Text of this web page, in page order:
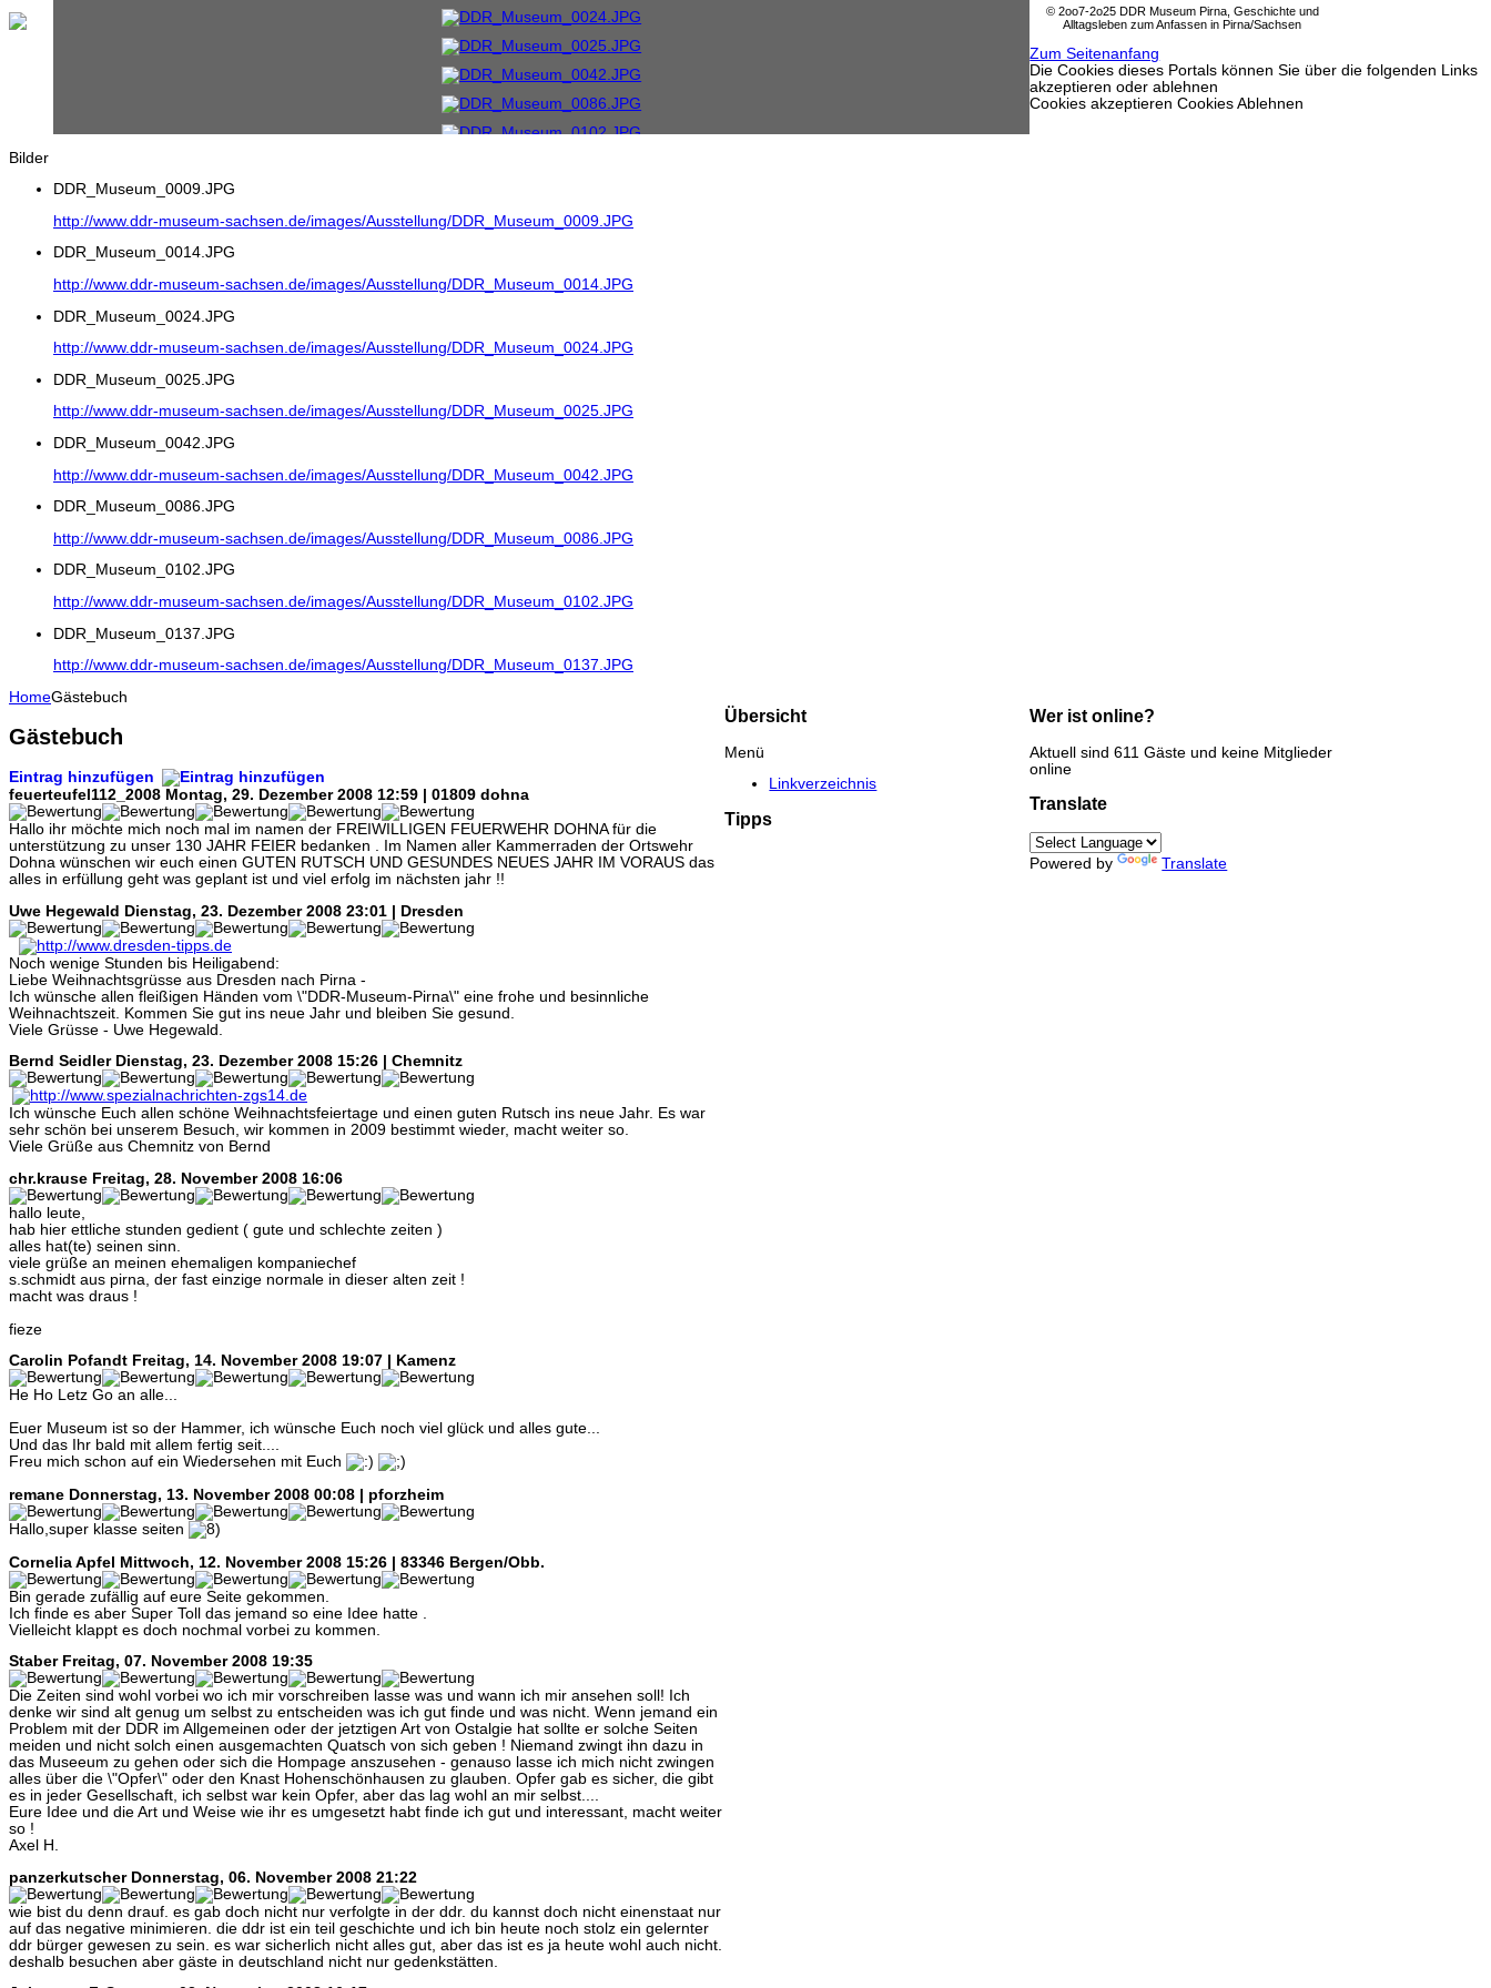
Bilder
DDR_Museum_0009.JPG
http://www.ddr-museum-sachsen.de/images/Ausstellung/DDR_Museum_0009.JPG
DDR_Museum_0014.JPG
http://www.ddr-museum-sachsen.de/images/Ausstellung/DDR_Museum_0014.JPG
DDR_Museum_0024.JPG
http://www.ddr-museum-sachsen.de/images/Ausstellung/DDR_Museum_0024.JPG
DDR_Museum_0025.JPG
http://www.ddr-museum-sachsen.de/images/Ausstellung/DDR_Museum_0025.JPG
DDR_Museum_0042.JPG
http://www.ddr-museum-sachsen.de/images/Ausstellung/DDR_Museum_0042.JPG
DDR_Museum_0086.JPG
http://www.ddr-museum-sachsen.de/images/Ausstellung/DDR_Museum_0086.JPG
DDR_Museum_0102.JPG
http://www.ddr-museum-sachsen.de/images/Ausstellung/DDR_Museum_0102.JPG
DDR_Museum_0137.JPG
http://www.ddr-museum-sachsen.de/images/Ausstellung/DDR_Museum_0137.JPG
HomeGästebuch
Gästebuch
Eintrag hinzufügen
feuerteufel112_2008 Montag, 29. Dezember 2008 12:59 | 01809 dohna
Hallo ihr möchte mich noch mal im namen der FREIWILLIGEN FEUERWEHR DOHNA für die
unterstützung zu unser 130 JAHR FEIER bedanken . Im Namen aller Kammerraden der Ortswehr
Dohna wünschen wir euch einen GUTEN RUTSCH UND GESUNDES NEUES JAHR IM VORAUS das
alles in erfüllung geht was geplant ist und viel erfolg im nächsten jahr !!
Uwe Hegewald Dienstag, 23. Dezember 2008 23:01 | Dresden
Noch wenige Stunden bis Heiligabend:
Liebe Weihnachtsgrüsse aus Dresden nach Pirna -
Ich wünsche allen fleißigen Händen vom \"DDR-Museum-Pirna\" eine frohe und besinnliche
Weihnachtszeit. Kommen Sie gut ins neue Jahr und bleiben Sie gesund.
Viele Grüsse - Uwe Hegewald.
Bernd Seidler Dienstag, 23. Dezember 2008 15:26 | Chemnitz
Ich wünsche Euch allen schöne Weihnachtsfeiertage und einen guten Rutsch ins neue Jahr. Es war
sehr schön bei unserem Besuch, wir kommen in 2009 bestimmt wieder, macht weiter so.
Viele Grüße aus Chemnitz von Bernd
chr.krause Freitag, 28. November 2008 16:06
hallo leute,
hab hier ettliche stunden gedient ( gute und schlechte zeiten )
alles hat(te) seinen sinn.
viele grüße an meinen ehemaligen kompaniechef
s.schmidt aus pirna, der fast einzige normale in dieser alten zeit !
macht was draus !
fieze
Carolin Pofandt Freitag, 14. November 2008 19:07 | Kamenz
He Ho Letz Go an alle...
Euer Museum ist so der Hammer, ich wünsche Euch noch viel glück und alles gute...
Und das Ihr bald mit allem fertig seit....
Freu mich schon auf ein Wiedersehen mit Euch
remane Donnerstag, 13. November 2008 00:08 | pforzheim
Hallo,super klasse seiten
Cornelia Apfel Mittwoch, 12. November 2008 15:26 | 83346 Bergen/Obb.
Bin gerade zufällig auf eure Seite gekommen.
Ich finde es aber Super Toll das jemand so eine Idee hatte .
Vielleicht klappt es doch nochmal vorbei zu kommen.
Staber Freitag, 07. November 2008 19:35
Die Zeiten sind wohl vorbei wo ich mir vorschreiben lasse was und wann ich mir ansehen soll! Ich
denke wir sind alt genug um selbst zu entscheiden was ich gut finde und was nicht. Wenn jemand ein
Problem mit der DDR im Allgemeinen oder der jetztigen Art von Ostalgie hat sollte er solche Seiten
meiden und nicht solch einen ausgemachten Quatsch von sich geben ! Niemand zwingt ihn dazu in
das Museeum zu gehen oder sich die Hompage anszusehen - genauso lasse ich mich nicht zwingen
alles über die \"Opfer\" oder den Knast Hohenschönhausen zu glauben. Opfer gab es sicher, die gibt
es in jeder Gesellschaft, ich selbst war kein Opfer, aber das lag wohl an mir selbst....
Eure Idee und die Art und Weise wie ihr es umgesetzt habt finde ich gut und interessant, macht weiter
so !
Axel H.
panzerkutscher Donnerstag, 06. November 2008 21:22
wie bist du denn drauf. es gab doch nicht nur verfolgte in der ddr. du kannst doch nicht einenstaat nur
auf das negative minimieren. die ddr ist ein teil geschichte und ich bin heute noch stolz ein gelernter
ddr bürger gewesen zu sein. es war sicherlich nicht alles gut, aber das ist es ja heute wohl auch nicht.
deshalb besuchen aber gäste in deutschland nicht nur gedenkstätten.
Übersicht
Menü
Linkverzeichnis
Tipps
Wer ist online?
Aktuell sind 611 Gäste und keine Mitglieder
online
Translate
Powered by Translate
© 2oo7-2o25 DDR Museum Pirna, Geschichte und
Alltagsleben zum Anfassen in Pirna/Sachsen
Zum Seitenanfang
Die Cookies dieses Portals können Sie über die folgenden Links
akzeptieren oder ablehnen
Cookies akzeptieren Cookies Ablehnen